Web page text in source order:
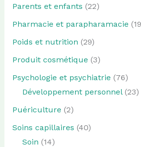
Parents et enfants (22)
Pharmacie et parapharamacie
Poids et nutrition (29)
Produit cosmétique (3)
Psychologie et psychiatrie (76)
Développement personnel(23)
Puériculture (2)
Soins capillaires (40)
Soin (14)